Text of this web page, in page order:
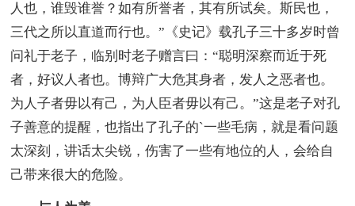
人也，谁毁谁誉？如有所誉者，其有所试矣。斯民也，
三代之所以直道而行也。”《史记》载孔子三十多岁时曾
问礼于老子，临别时老子赠言曰：“聪明深察而近于死
者，好议人者也。博辩广大危其身者，发人之恶者也。
为人子者毋以有己，为人臣者毋以有己。”这是老子对孔
子善意的提醒，也指出了孔子的`一些毛病，就是看问题
太深刻，讲话太尖锐，伤害了一些有地位的人，会给自
己带来很大的危险。